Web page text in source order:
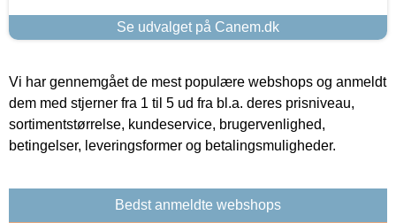
Se udvalget på Canem.dk
Vi har gennemgået de mest populære webshops og anmeldt
dem med stjerner fra 1 til 5 ud fra bl.a. deres prisniveau,
sortimentstørrelse, kundeservice, brugervenlighed,
betingelser, leveringsformer og betalingsmuligheder.
Bedst anmeldte webshops